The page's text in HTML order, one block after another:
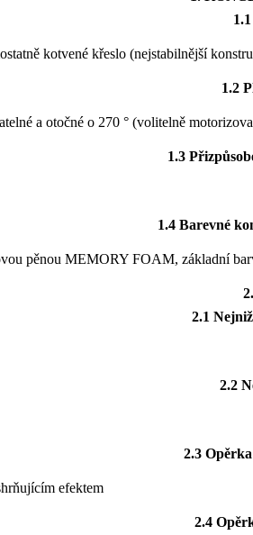
kotvené křeslo (nejstabilnější
1.2
a otočné o 270 ° (volitelně
1.3
1.4 Barevné
pěnou MEMORY FOAM, základní
2.1
2.2
2.3
efektem
2.4